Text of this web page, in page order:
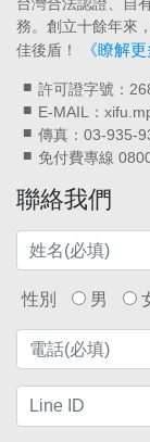
務。創立十餘年來
佳後盾！
《瞭解更
許可證字號：
E-MAIL：
傳真：03-935-
免付費專線
聯絡我們
性別 男